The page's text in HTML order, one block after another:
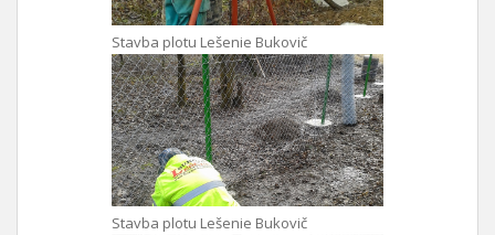
Stavba plotu Lešenie Bukovič
Stavba plotu Lešenie Bukovič